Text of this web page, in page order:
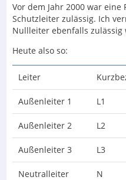
Vor dem Jahr 2000 war
Schutzleiter zulässig. Ich
Nullleiter ebenfalls zulässig
Heute also so:
Leiter
Außenleiter 1 L1
Außenleiter 2 L2
Außenleiter 3 L3
Neutralleiter N